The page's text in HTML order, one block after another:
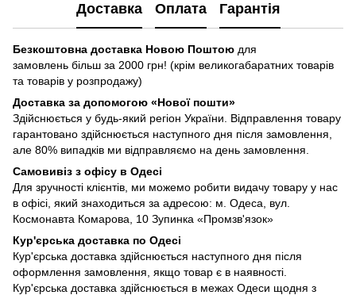
Доставка Оплата Гарантія
Безкоштовна доставка Новою Поштою для
замовлень більш за 2000 грн! (крім великогабаратних товарів
та товарів у розпродажу)
Доставка за допомогою «Нової пошти»
Здійснюється у будь-який регіон України. Відправлення товару
гарантовано здійснюється наступного дня після замовлення,
але 80% випадків ми відправляємо на день замовлення.
Самовивіз з офісу в Одесі
Для зручності клієнтів, ми можемо робити видачу товару у нас
в офісі, який знаходиться за адресою: м. Одеса, вул.
Космонавта Комарова, 10 Зупинка «Промзв'язок»
Кур'єрська доставка по Одесі
Кур'єрська доставка здійснюється наступного дня після
оформлення замовлення, якщо товар є в наявності.
Кур'єрська доставка здійснюється в межах Одеси щодня з